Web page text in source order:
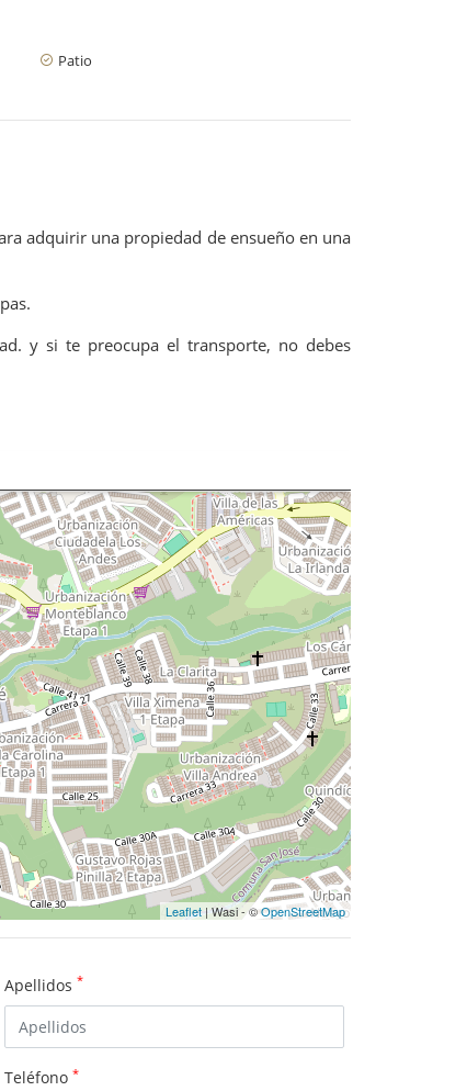
Patio
adquirir una propiedad de ensueño en una
y si te preocupa el transporte, no debes
Leaflet | Wasi - ©OpenStreetMap
Apellidos *
Teléfono *